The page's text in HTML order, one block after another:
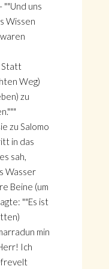
""Und uns
Wissen
Statt
Weg)
zu
zu Salomo
in das
sah,
Wasser
Beine (um
""Es ist
min
Ich